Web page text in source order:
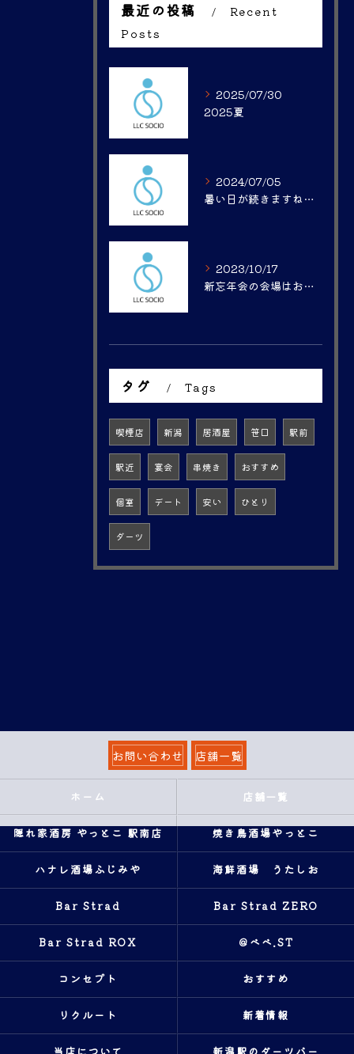
最近の投稿
Recent
Posts
2025/07/30
2025夏
2024/07/05
暑い日が続きますね。。
2023/10/17
新忘年会の会場はお決まりですか？
タグ Tags
喫煙店 新潟 居酒屋 笹口 駅前
駅近 宴会 串焼き おすすめ
個室 デート 安い ひとり
ダーツ
お問い合わせ 店舗一覧
ホーム 店舗一覧
隠れ家酒房 やっとこ 駅南店 焼き鳥酒場やっとこ
ハナレ酒場ふじみや 海鮮酒場 うたしお
Bar Strad Bar Strad ZERO
Bar Strad ROX ＠ベベ.ST
コンセプト おすすめ
リクルート 新着情報